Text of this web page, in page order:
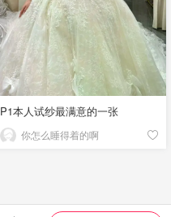
P1本人试纱最满意的一张
你怎么睡得着的啊